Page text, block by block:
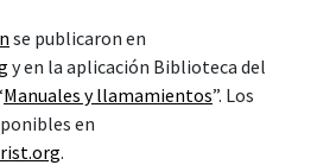
se publicaron en
y en la aplicación Biblioteca del
Manuales y llamamientos”. Los
en
.